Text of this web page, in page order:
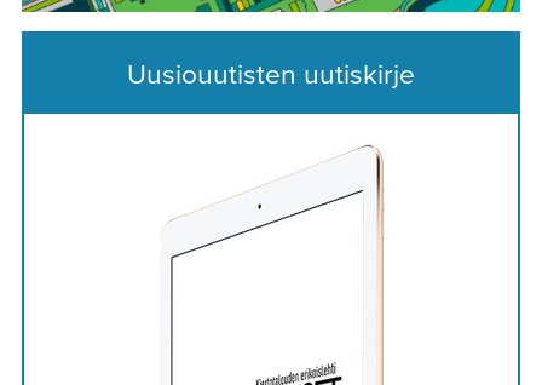
Uusiouutisten uutiskirje